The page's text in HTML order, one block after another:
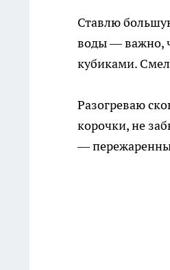
Ставлю
воды — важно,
кубиками.
Разогреваю
корочки, не
—